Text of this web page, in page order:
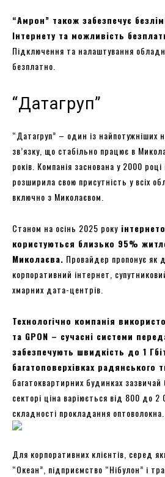
“Амрон” також забезпечує
Інтернету та можливість
Підключення та налаштування
безплатно.
“Датагруп”
“Датагруп” – один із найпотужніших
зв’язку, що стабільно працює в
років. Компанія заснована у 2000 році
розширила свою присутність у всіх
включно з Миколаєвом.
Станом на осінь 2025 року
користуються близько 95%
Миколаєва. Провайдер пропонує як
корпоративний інтернет,
хмарних дата-центрів.
Технологічно компанія
та GPON – сучасні системи
забезпечують швидкість до 1
багатоповерхівках радянського
багатоквартирних будинках
секторі ціна варіюється від 800 до 2
складності прокладання оптоволокна.
Для корпоративних клієнтів, серед
“Океан”, підприємство “Нібулон” і